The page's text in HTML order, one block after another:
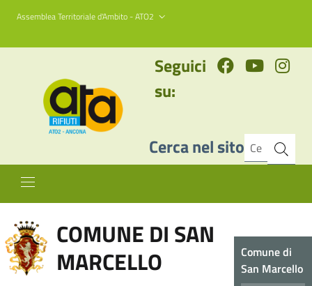
Assemblea Territoriale d'Ambito - ATO2
Seguici
su:
Cerca nel sito
COMUNE DI SAN
MARCELLO
Comune di
San Marcello